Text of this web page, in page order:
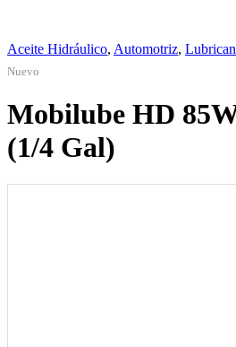
Aceite Hidráulico, Automotriz,
Nuevo
Mobilube HD
(1/4 Gal)